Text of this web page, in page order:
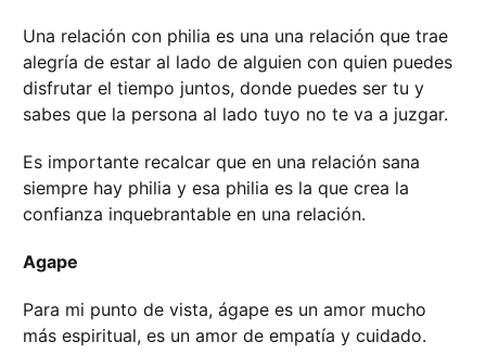
Una relación con philia es una una relación que trae
alegría de estar al lado de alguien con quien puedes
disfrutar el tiempo juntos, donde puedes ser tu y
sabes que la persona al lado tuyo no te va a juzgar.
Es importante recalcar que en una relación sana
siempre hay philia y esa philia es la que crea la
confianza inquebrantable en una relación.
Agape
Para mi punto de vista, ágape es un amor mucho
más espiritual, es un amor de empatía y cuidado.